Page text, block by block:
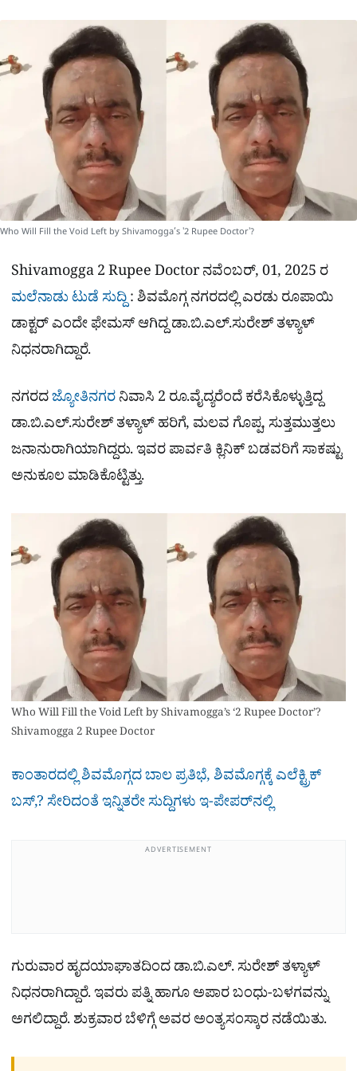
p o a
a
Who Will Fill the Void Left by Shivamogga’s '2 Rupee Doctor'?
Shivamogga 2 Rupee Doctor ನವೆಂಬರ್, 01, 2025 ರ
ಮಲೆನಾಡು ಟುಡೆ ಸುದ್ದಿ: ಶಿವಮೊಗ್ಗ ನಗರದಲ್ಲಿ ಎರಡು ರೂಪಾಯಿ
ಡಾಕ್ಟರ್ ಎಂದೇ ಫೇಮಸ್ ಆಗಿದ್ದ ಡಾ.ಬಿ.ಎಲ್.ಸುರೇಶ್ ತಳ್ಯಾಳ್
ನಿಧನರಾಗಿದ್ದಾರೆ.
ನಗರದಜ್ಯೋತಿನಗರನಿವಾಸಿ 2 ರೂ.ವೈದ್ಯರೆಂದೆ ಕರೆಸಿಕೊಳ್ಳುತ್ತಿದ್ದ
ಡಾ.ಬಿ.ಎಲ್.ಸುರೇಶ್ ತಳ್ಯಾಳ್ ಹರಿಗೆ, ಮಲವ ಗೊಪ್ಪ, ಸುತ್ತಮುತ್ತಲು
ಜನಾನುರಾಗಿಯಾಗಿದ್ದರು. ಇವರ ಪಾರ್ವತಿ ಕ್ಲಿನಿಕ್‌ ಬಡವರಿಗೆ ಸಾಕಷ್ಟು
ಅನುಕೂಲ ಮಾಡಿಕೊಟ್ಟಿತ್ತು.
Who Will Fill the Void Left by Shivamogga’s ‘2 Rupee Doctor’?
Shivamogga 2 Rupee Doctor
ಕಾಂತಾರದಲ್ಲಿ ಶಿವಮೊಗ್ಗದ ಬಾಲ ಪ್ರತಿಭೆ, ಶಿವಮೊಗ್ಗಕ್ಕೆ ಎಲೆಕ್ಟ್ರಿಕ್​
ಬಸ್,?​ ಸೇರಿದಂತೆ ಇನ್ನಿತರೇ ಸುದ್ದಿಗಳು ಇ-ಪೇಪರ್​ನಲ್ಲಿ
ADVERTISEMENT
ಗುರುವಾರ ಹೃದಯಾಘಾತದಿಂದ ಡಾ.ಬಿ.ಎಲ್. ಸುರೇಶ್ ತಳ್ಯಾಳ್
ನಿಧನರಾಗಿದ್ದಾರೆ. ಇವರು ಪತ್ನಿ ಹಾಗೂ ಅಪಾರ ಬಂಧು-ಬಳಗವನ್ನು
ಅಗಲಿದ್ದಾರೆ. ಶುಕ್ರವಾರ ಬೆಳಿಗ್ಗೆ ಅವರ ಅಂತ್ಯಸಂಸ್ಕಾರ ನಡೆಯಿತು.